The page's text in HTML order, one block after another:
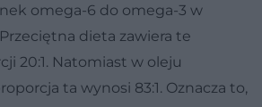
omega-6 do omega-3 w
dieta zawiera te
20:1. Natomiast w oleju
ta wynosi 83:1. Oznacza to,